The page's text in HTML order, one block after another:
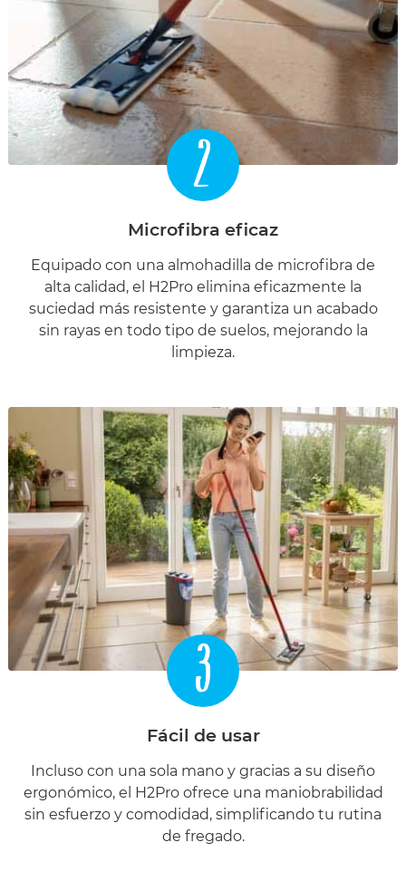
2
Microfibra eficaz
Equipado con una almohadilla de microfibra de
alta calidad, el H2Pro elimina eficazmente la
suciedad más resistente y garantiza un acabado
sin rayas en todo tipo de suelos, mejorando la
limpieza.
3
Fácil de usar
Incluso con una sola mano y gracias a su diseño
ergonómico, el H2Pro ofrece una maniobrabilidad
sin esfuerzo y comodidad, simplificando tu rutina
de fregado.